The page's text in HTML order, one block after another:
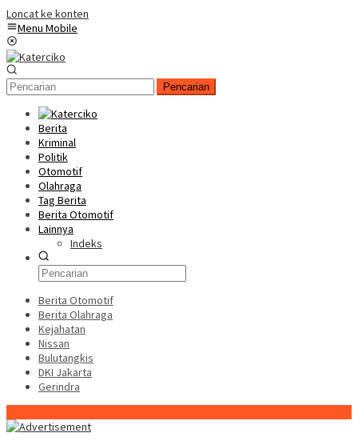
Loncat ke konten
Menu Mobile
Pencarian
Berita
Kriminal
Politik
Otomotif
Olahraga
Tag Berita
Berita Otomotif
Lainnya
Indeks
Berita Otomotif
Berita Olahraga
Kejahatan
Nissan
Bulutangkis
DKI Jakarta
Gerindra